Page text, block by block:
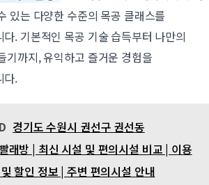
있는 다양한 수준의 목공 클래스를
다. 기본적인 목공 기술 습득부터 나만의
기까지, 유익하고 즐거운 경험을
다.
경기도 수원시 권선구 권선동
래방 | 최신 시설 및 편의시설 비교 | 이용
할인 정보 | 주변 편의시설 안내